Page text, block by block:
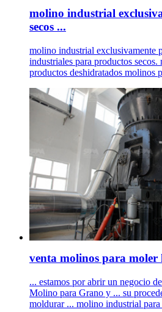
molino industrial
secos ...
molino industrial exclusivamente
industriales para productos
productos deshidratados molinos
venta molinos para moler
... estamos por abrir un negocio
Molino para Grano y ... su
moldurar ... molino industrial para